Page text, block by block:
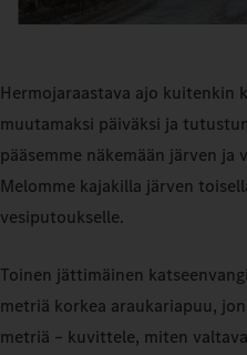
Hermojaraastava ajo kuitenkin
muutamaksi päiväksi ja
pääsemme näkemään järven
Melomme kajakilla järven
vesiputoukselle.
Toinen jättimäinen
metriä korkea araukariapuu,
metriä – kuvittele, miten